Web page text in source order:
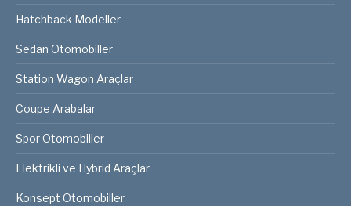
Hatchback Modeller
Sedan Otomobiller
Station Wagon Araçlar
Coupe Arabalar
Spor Otomobiller
Elektrikli ve Hybrid Araçlar
Konsept Otomobiller